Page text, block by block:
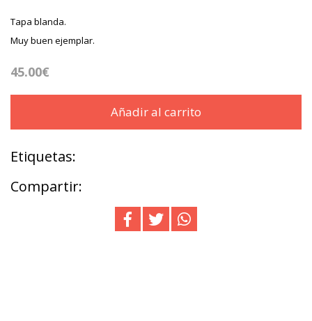
Tapa blanda.
Muy buen ejemplar.
45.00€
Añadir al carrito
Etiquetas:
Compartir: